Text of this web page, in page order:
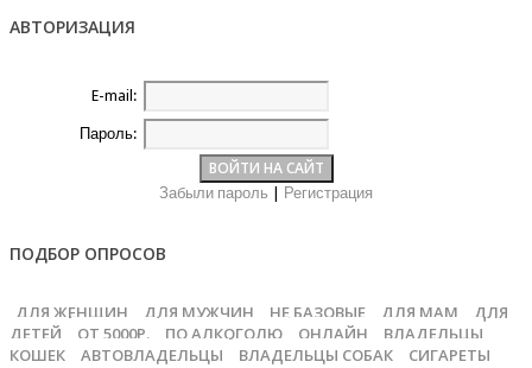
АВТОРИЗАЦИЯ
E-mail:
Пароль:
Забыли пароль Регистрация
ПОДБОР ОПРОСОВ
ДЛЯ ЖЕНЩИН ДЛЯ МУЖЧИН НЕ БАЗОВЫЕ ДЛЯ МАМ
ДЛЯ
ДЕТЕЙ
ОТ 5000Р. ПО АЛКОГОЛЮ ОНЛАЙН
ВЛАДЕЛЬЦЫ
КОШЕК
АВТОВЛАДЕЛЬЦЫ ВЛАДЕЛЬЦЫ СОБАК СИГАРЕТЫ